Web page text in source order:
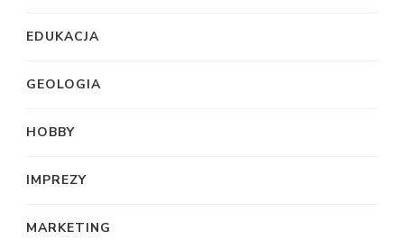
EDUKACJA
GEOLOGIA
HOBBY
IMPREZY
MARKETING